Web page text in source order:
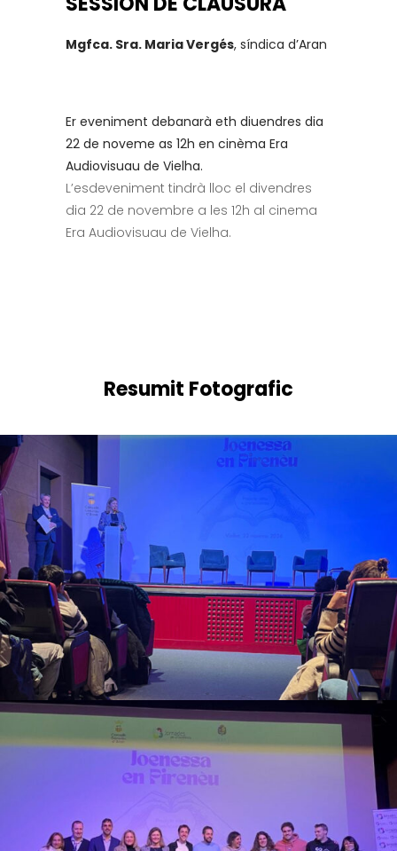
Mgfca. Sra. Maria Vergés, síndica d’Aran
Er eveniment debanarà eth diuendres dia
22 de noveme as 12h en cinèma Era
Audiovisuau de Vielha.
L’esdeveniment tindrà lloc el divendres
dia 22 de novembre a les 12h al cinema
Era Audiovisuau de Vielha.
Resumit Fotografic